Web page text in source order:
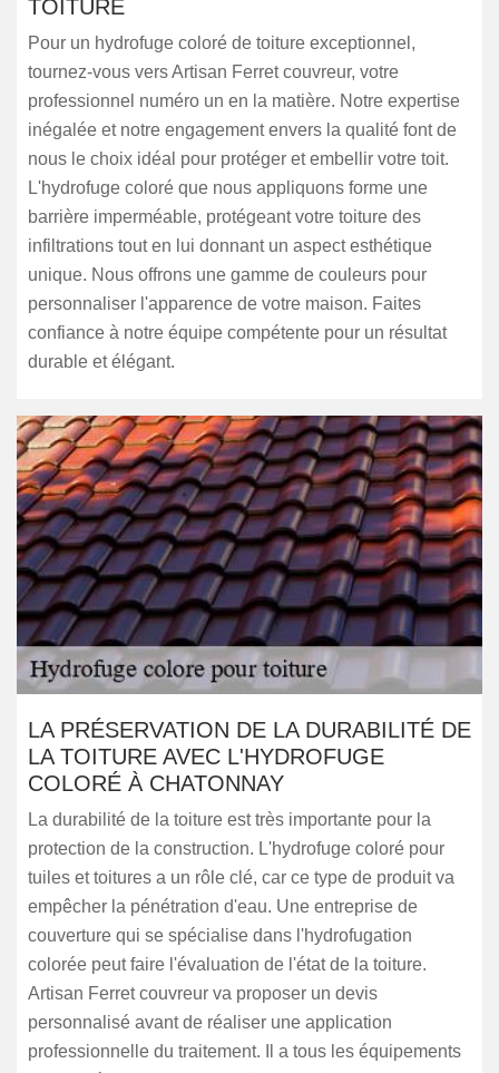
TOITURE
Pour un hydrofuge coloré de toiture exceptionnel,
tournez-vous vers Artisan Ferret couvreur, votre
professionnel numéro un en la matière. Notre expertise
inégalée et notre engagement envers la qualité font de
nous le choix idéal pour protéger et embellir votre toit.
L'hydrofuge coloré que nous appliquons forme une
barrière imperméable, protégeant votre toiture des
infiltrations tout en lui donnant un aspect esthétique
unique. Nous offrons une gamme de couleurs pour
personnaliser l'apparence de votre maison. Faites
confiance à notre équipe compétente pour un résultat
durable et élégant.
LA PRÉSERVATION DE LA DURABILITÉ DE
LA TOITURE AVEC L'HYDROFUGE
COLORÉ À CHATONNAY
La durabilité de la toiture est très importante pour la
protection de la construction. L'hydrofuge coloré pour
tuiles et toitures a un rôle clé, car ce type de produit va
empêcher la pénétration d'eau. Une entreprise de
couverture qui se spécialise dans l'hydrofugation
colorée peut faire l'évaluation de l'état de la toiture.
Artisan Ferret couvreur va proposer un devis
personnalisé avant de réaliser une application
professionnelle du traitement. Il a tous les équipements